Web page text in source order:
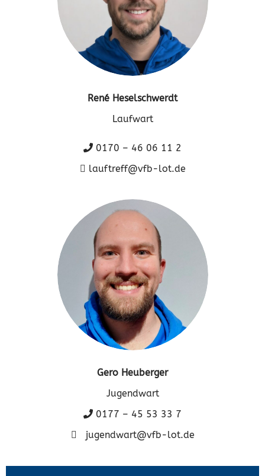
René Heselschwerdt
Laufwart
0170 – 46 06 11 2
lauftreff@vfb-lot.de
Gero Heuberger
Jugendwart
0177 – 45 53 33 7
jugendwart@vfb-lot.de